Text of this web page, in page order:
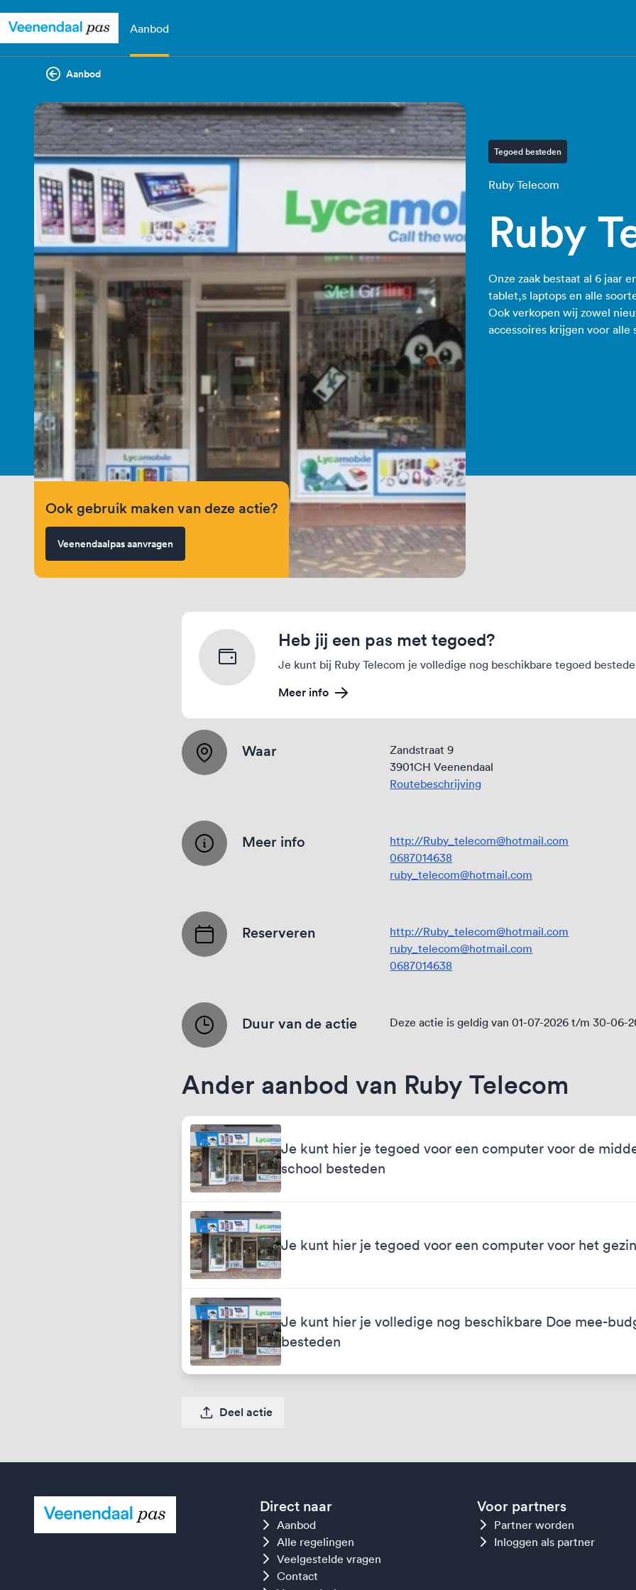
Aanbod
Aanbod
Tegoed besteden
Ruby Telecom
Ruby
Onze zaak bestaat al 6 jaar
tablet,s laptops en alle
Ook verkopen wij zowel
accessoires krijgen voor
Ook gebruik maken van deze actie?
Veenendaalpas aanvragen
Heb jij een pas met tegoed?
Je kunt bij Ruby Telecom je volledige nog beschikbare tegoed
Meer info
Waar
Zandstraat 9
3901CH Veenendaal
Routebeschrijving
Meer info
http://Ruby_telecom@hotmail.com
0687014638
ruby_telecom@hotmail.com
Reserveren
http://Ruby_telecom@hotmail.com
ruby_telecom@hotmail.com
0687014638
Duur van de actie Deze actie is geldig van 01-07-2026 t/m 30-06-
Ander aanbod van Ruby Telecom
Je kunt hier je tegoed voor een computer voor de
school besteden
Je kunt hier je tegoed voor een computer voor het
Je kunt hier je volledige nog beschikbare Doe mee-
besteden
Deel actie
Direct naar
Aanbod
Alle regelingen
Veelgestelde vragen
Contact
Voor partners
Partner worden
Inloggen als partner